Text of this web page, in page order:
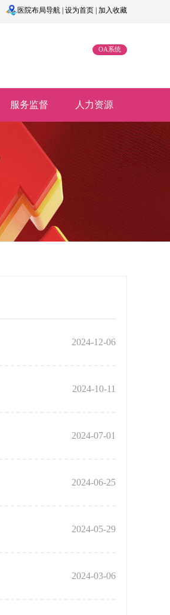
医院布局导航 设为首页 加入收藏
OA系统
服务监督 人力资源
2024-12-06
2024-10-11
2024-07-01
2024-06-25
2024-05-29
2024-03-06